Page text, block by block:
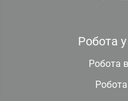
Робота
Робота